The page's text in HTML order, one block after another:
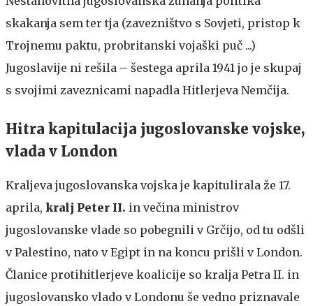
skakanja sem ter tja (zavezništvo s Sovjeti, pristop k
Trojnemu paktu, probritanski vojaški puč ...)
Jugoslavije ni rešila – šestega aprila 1941 jo je skupaj
s svojimi zaveznicami napadla Hitlerjeva Nemčija.
Hitra kapitulacija jugoslovanske vojske,
vlada v London
Kraljeva jugoslovanska vojska je kapitulirala že 17.
aprila, kralj Peter II. in večina ministrov
jugoslovanske vlade so pobegnili v Grčijo, od tu odšli
v Palestino, nato v Egipt in na koncu prišli v London.
Članice protihitlerjeve koalicije so kralja Petra II. in
jugoslovansko vlado v Londonu še vedno priznavale